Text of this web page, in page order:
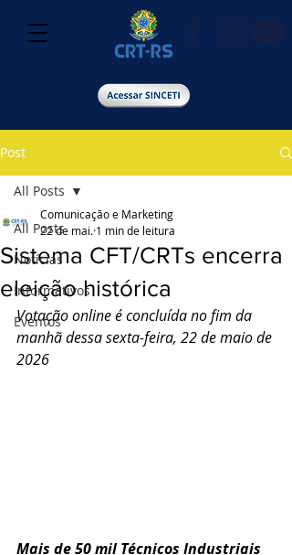
Post
All Posts
Notícias
Informativos
Eventos
All Posts
Sistema CFT/CRTs encerra
eleição histórica
Comunicação e Marketing
22 de mai. 1 min de leitura
Votação online é concluída no fim da
manhã dessa sexta-feira, 22 de maio de
2026
Mais de 50 mil Técnicos Industriais